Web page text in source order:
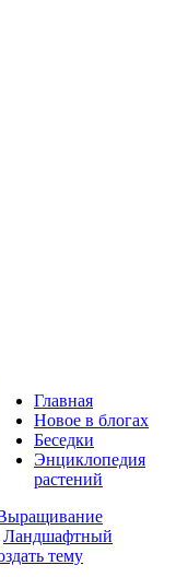
Главная
Новое в блогах
Беседки
Энциклопедия
растений
Ландшафтный
тему